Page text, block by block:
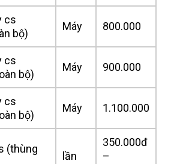
cs
bộ)
Máy 800.000
cs
bộ)
Máy 900.000
cs
bộ)
Máy 1.100.000
(thùng
lần
350.000đ
–